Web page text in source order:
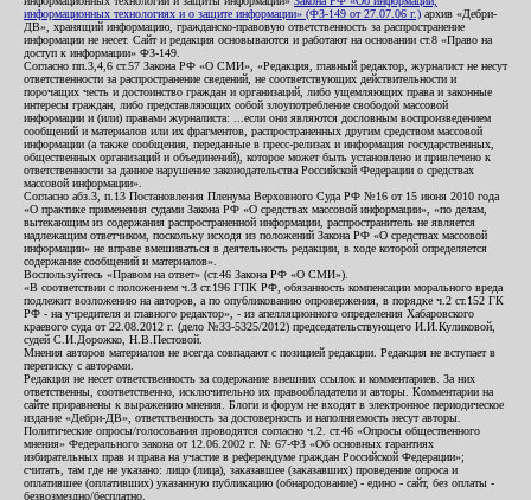
информационных технологиях и о защите информации» (ФЗ-149 от 27.07.06 г.) архив «Дебри-
ДВ», хранящий информацию, гражданско-правовую ответственность за распространение
информации не несет. Сайт и редакция основываются и работают на основании ст.8 «Право на
доступ к информации» ФЗ-149.
Согласно пп.3,4,6 ст.57 Закона РФ «О СМИ», «Редакция, главный редактор, журналист не несут
ответственности за распространение сведений, не соответствующих действительности и
порочащих честь и достоинство граждан и организаций, либо ущемляющих права и законные
интересы граждан, либо представляющих собой злоупотребление свободой массовой
информации и (или) правами журналиста: ...если они являются дословным воспроизведением
сообщений и материалов или их фрагментов, распространенных другим средством массовой
информации (а также сообщения, переданные в пресс-релизах и информация государственных,
общественных организаций и объединений), которое может быть установлено и привлечено к
ответственности за данное нарушение законодательства Российской Федерации о средствах
массовой информации».
Согласно абз.3, п.13 Постановления Пленума Верховного Суда РФ №16 от 15 июня 2010 года
«О практике применения судами Закона РФ «О средствах массовой информации», «по делам,
вытекающим из содержания распространенной информации, распространитель не является
надлежащим ответчиком, поскольку исходя из положений Закона РФ «О средствах массовой
информации» не вправе вмешиваться в деятельность редакции, в ходе которой определяется
содержание сообщений и материалов».
Воспользуйтесь «Правом на ответ» (ст.46 Закона РФ «О СМИ»).
«В соответствии с положением ч.3 ст.196 ГПК РФ, обязанность компенсации морального вреда
подлежит возложению на авторов, а по опубликованию опровержения, в порядке ч.2 ст.152 ГК
РФ - на учредителя и главного редактор», - из апелляционного определения Хабаровского
краевого суда от 22.08.2012 г. (дело №33-5325/2012) председательствующего И.И.Куликовой,
судей С.И.Дорожко, Н.В.Пестовой.
Мнения авторов материалов не всегда совпадают с позицией редакции. Редакция не вступает в
переписку с авторами.
Редакция не несет ответственность за содержание внешних ссылок и комментариев. За них
ответственны, соответственно, исключительно их правообладатели и авторы. Комментарии на
сайте приравнены к выражению мнения. Блоги и форум не входят в электронное периодическое
издание «Дебри-ДВ», ответственность за достоверность и наполняемость несут авторы.
Политические опросы/голосования проводятся согласно ч.2. ст.46 «Опросы общественного
мнения» Федерального закона от 12.06.2002 г. № 67-ФЗ «Об основных гарантиях
избирательных прав и права на участие в референдуме граждан Российской Федерации»;
считать, там где не указано: лицо (лица), заказавшее (заказавших) проведение опроса и
оплатившее (оплативших) указанную публикацию (обнародование) - едино - сайт, без оплаты -
безвозмездно/бесплатно.